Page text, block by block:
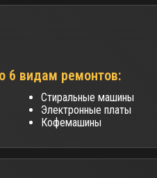
Стиральные машины
Электронные платы
Кофемашины
6 видам ремонтов: